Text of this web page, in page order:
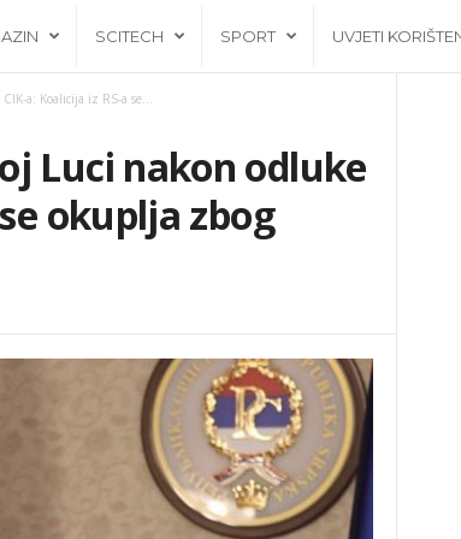
SCITECH SPORT UVJETI
a: Koalicija iz RS-a se...
Luci nakon odluke
okuplja zbog